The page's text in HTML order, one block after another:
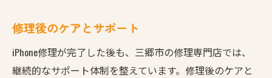
修理後のケアとサポート
iPhone修理が完了した後も、三郷市の修理専門店では、
継続的なサポート体制を整えています。修理後のケアと